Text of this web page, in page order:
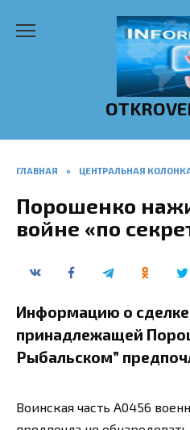
ГЛАВНАЯ » ЦЕНТРАЛЬНАЯ
Порошенко
войне «по
Информацию о
принадлежащей
Рыбальском”
Воинская часть А0456